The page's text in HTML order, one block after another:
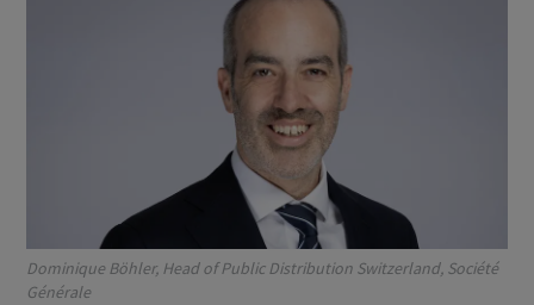
Dominique Böhler, Head of Public Distribution Switzerland, Société
Générale